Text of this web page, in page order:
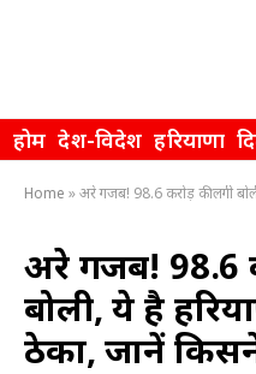
होम देश-विदेश हरियाणा
Home »अरे गजब! 98.6 करोड़ की लगी बोली,
अरे गजब! 98.6
बोली, ये है
ठेका, जानें